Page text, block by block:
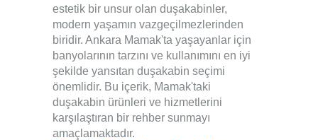
estetik bir unsur olan duşakabinler,
modern yaşamın vazgeçilmezlerinden
biridir. Ankara Mamak'ta yaşayanlar için
banyolarının tarzını ve kullanımını en iyi
şekilde yansıtan duşakabin seçimi
önemlidir. Bu içerik, Mamak'taki
duşakabin ürünleri ve hizmetlerini
karşılaştıran bir rehber sunmayı
amaçlamaktadır.